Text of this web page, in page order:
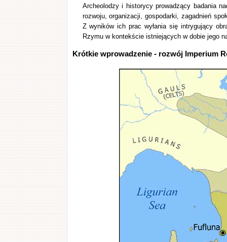
Archeolodzy i historycy prowadzący badania
rozwoju, organizacji, gospodarki, zagadnień
Z wyników ich prac wyłania się intrygujący
Rzymu w kontekście istniejących w dobie jego
Krótkie wprowadzenie - rozwój Imperium